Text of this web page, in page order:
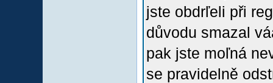
jste obdrľeli při
důvodu smazal
pak jste moľná
se pravidelně